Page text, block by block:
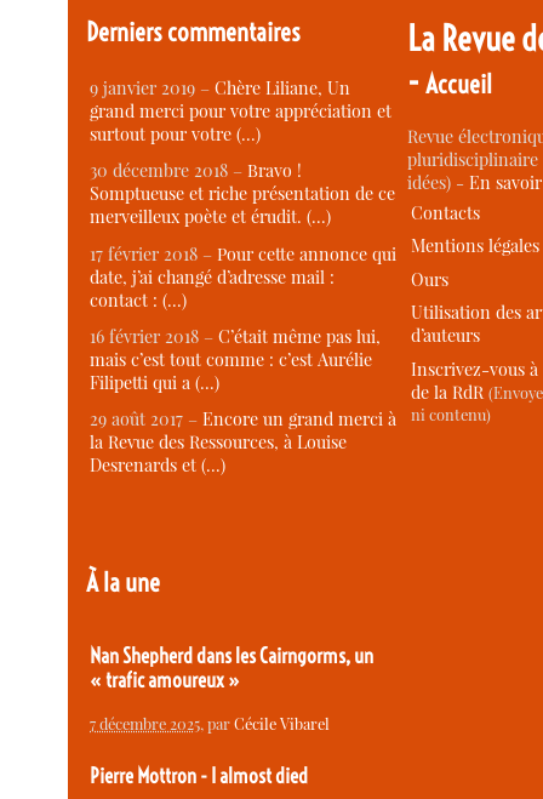
Derniers commentaires
9 janvier 2019 –Chère Liliane, Un
grand merci pour votre appréciation et
surtout pour votre (…)
30 décembre 2018 –Bravo !
Somptueuse et riche présentation de ce
merveilleux poète et érudit. (…)
17 février 2018 –Pour cette annonce qui
date, j’ai changé d’adresse mail :
contact : (…)
16 février 2018 –C’était même pas lui,
mais c’est tout comme : c’est Aurélie
Filipetti qui a (…)
29 août 2017 –Encore un grand merci à
la Revue des Ressources, à Louise
Desrenards et (…)
À la une
Nan Shepherd dans les Cairngorms, un
« trafic amoureux »
7 décembre 2025, parCécile Vibarel
Pierre Mottron - I almost died
La Revue
-Accueil
Revue
idées) -En
Contacts
Mentions légales
Ours
Utilisation des
d’auteurs
Inscrivez-vous
de la RdR
ni contenu)